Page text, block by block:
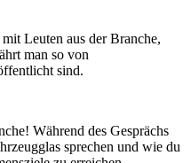
Leuten aus der Branche,
man so von
sind.
Während des Gesprächs
sprechen und wie du